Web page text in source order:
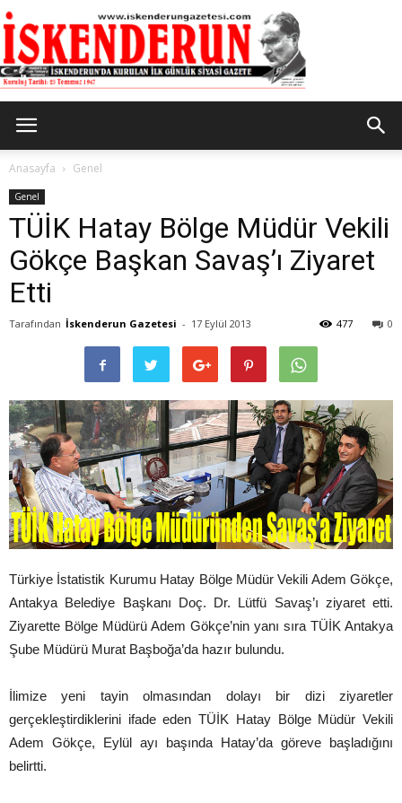
Gazetesi
Anasayfa Genel
Genel
TÜİK Hatay Bölge Müdür Vekili
Gökçe Başkan Savaş’ı Ziyaret
Etti
Tarafından İskenderun Gazetesi - 17 Eylül 2013 0
477
Türkiye İstatistik Kurumu Hatay Bölge Müdür Vekili Adem Gökçe,
Antakya Belediye Başkanı Doç. Dr. Lütfü Savaş’ı ziyaret etti.
Ziyarette Bölge Müdürü Adem Gökçe’nin yanı sıra TÜİK Antakya
Şube Müdürü Murat Başboğa’da hazır bulundu.
İlimize yeni tayin olmasından dolayı bir dizi ziyaretler
gerçekleştirdiklerini ifade eden TÜİK Hatay Bölge Müdür Vekili
Adem Gökçe, Eylül ayı başında Hatay’da göreve başladığını
belirtti.